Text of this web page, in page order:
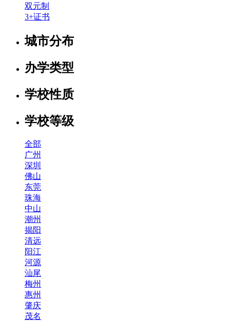
双元制
3+证书
城市分布
办学类型
学校性质
学校等级
全部
广州
深圳
佛山
东莞
珠海
中山
潮州
揭阳
清远
阳江
河源
汕尾
梅州
惠州
肇庆
茂名